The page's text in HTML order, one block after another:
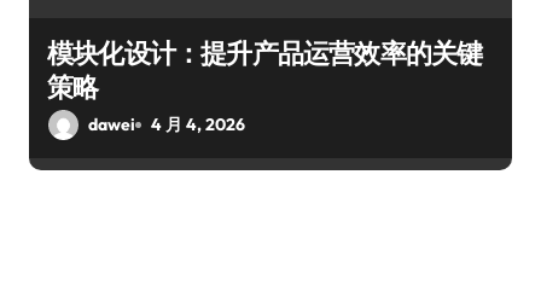
模块化设计：提升产品运营效率的关键
策略
dawei 4 月 4, 2026